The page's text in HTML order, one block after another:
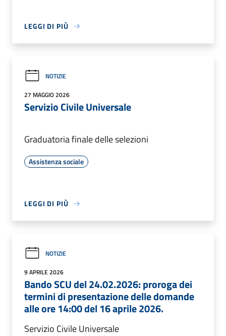
LEGGI DI PIÙ
NOTIZIE
27 MAGGIO 2026
Servizio Civile Universale
Graduatoria finale delle selezioni
Assistenza sociale
LEGGI DI PIÙ
NOTIZIE
9 APRILE 2026
Bando SCU del 24.02.2026: proroga dei
termini di presentazione delle domande
alle ore 14:00 del 16 aprile 2026.
Servizio Civile Universale